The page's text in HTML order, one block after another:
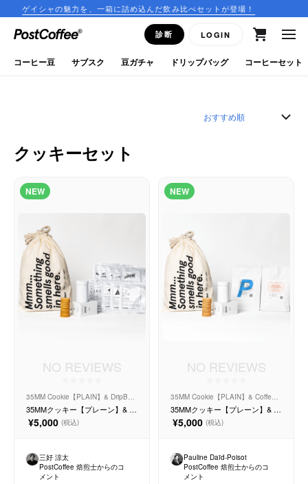
ャの魅力を、一箱に詰め込んだ飲み比べセットが登場！
診断 LOGIN
close
ログイン
豆ガチャ
ドリップバッグ
コーヒーセット
CFFBNS
ギフトセット
クッキーセット
NEW
NO REVIEWS
35MM Cookie【PLAIN】& DripBag
GiftSet【10P】
35MMクッキー【プレーン】& ド
リップバッグギフトセット【10
種類】
¥5,000 (税込)
三好 涼太
PostCoffee 焙煎士からのコ
メント
NEW
NO REVIEWS
35MM Cookie【PLAIN】& Coffee
GiftSet【150g×2】
35MMクッキー【プレーン】& コ
ーヒーギフトセット【ポストコ
ーヒーブレンドと季節のおすす
¥5,000 (税込)
Pauline Daïd-Poisot
PostCoffee 焙煎士からのコ
メント
コーヒー豆 サブスク 豆ガチャ ドリップバッグ コーヒーセット